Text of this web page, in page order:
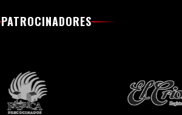
PATROCINADORES